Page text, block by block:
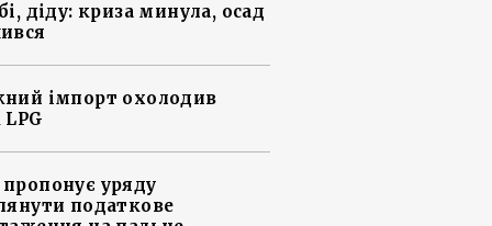
діду: криза минула, осад
імпорт охолодив
уряду
податкове